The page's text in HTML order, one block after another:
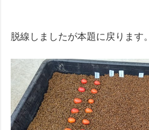
脱線しましたが本題に戻ります。